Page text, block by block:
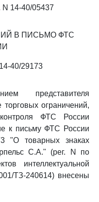
N 14-40/05437
В ПИСЬМО ФТС
40/29173
представителя
ограничений,
ФТС России
к письму ФТС России
"О товарных знаках
С.А." (рег. N по
интеллектуальной
ТЗ-240614) внесены